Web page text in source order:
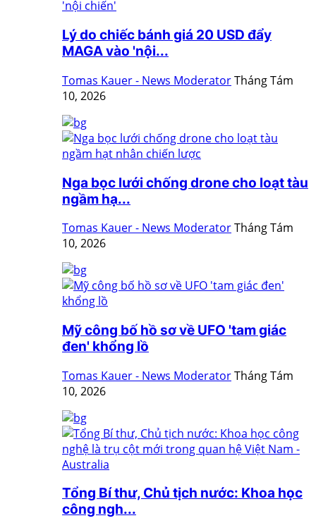
Lý do chiếc bánh giá 20 USD đẩy
MAGA vào 'nội...
Tomas Kauer - News ModeratorTháng Tám
10, 2026
Nga bọc lưới chống drone cho loạt tàu
ngầm hạ...
Tomas Kauer - News ModeratorTháng Tám
10, 2026
Mỹ công bố hồ sơ về UFO 'tam giác
đen' khổng lồ
Tomas Kauer - News ModeratorTháng Tám
10, 2026
Tổng Bí thư, Chủ tịch nước: Khoa học
công ngh...